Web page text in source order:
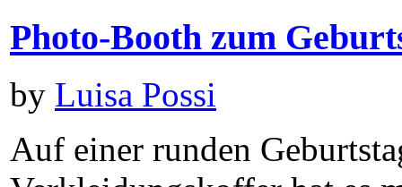
Photo-Booth zum
by Luisa Possi
Auf einer runden